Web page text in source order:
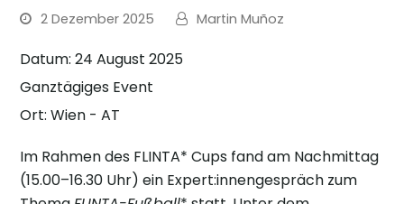
2 Dezember 2025 Martin Muñoz
Datum:24 August 2025
Ganztägiges Event
Ort:Wien - AT
Im Rahmen des FLINTA* Cups fand am Nachmittag
(15.00–16.30 Uhr) ein Expert:innengespräch zum